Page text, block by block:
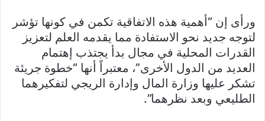
ورأى إن “أهمية هذه الاتفاقية تكمن في كونها تؤشر
لتوجه جديد نحو الاستفادة مما يقدمه العلم لتعزيز
القدرات المحلية في مجال بدأ يجتذب إهتمام
العديد من الدول الأخرى”، معتبراً أنها “خطوة جريئة
تشكر عليها وزارة المال وإدارة الريجي لتفكيرهما
الطليعي وبعد نظرهما”.